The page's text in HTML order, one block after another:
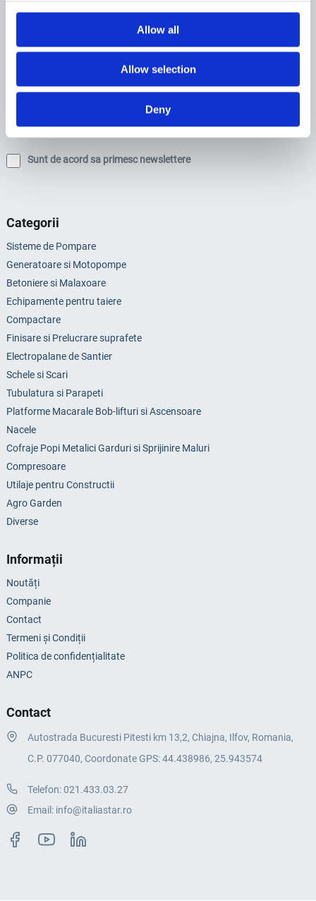
Allow all
Allow selection
Deny
Newsletter
Profită de super reduceri!
Sunt de acord sa primesc newslettere
Categorii
Sisteme de Pompare
Generatoare si Motopompe
Betoniere si Malaxoare
Echipamente pentru taiere
Compactare
Finisare si Prelucrare suprafete
Electropalane de Santier
Schele si Scari
Tubulatura si Parapeti
Platforme Macarale Bob-lifturi si Ascensoare
Nacele
Cofraje Popi Metalici Garduri si Sprijinire Maluri
Compresoare
Utilaje pentru Constructii
Agro Garden
Diverse
Informații
Noutăți
Companie
Contact
Termeni și Condiții
Politica de confidențialitate
ANPC
Contact
Autostrada Bucuresti Pitesti km 13,2, Chiajna, Ilfov, Romania,
C.P. 077040, Coordonate GPS: 44.438986, 25.943574
Telefon:021.433.03.27
Email: info@italiastar.ro